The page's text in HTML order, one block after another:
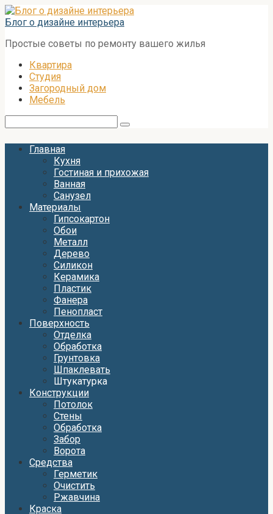
Перейти
к
Блог о дизайне интерьера
Простые советы по ремонту вашего жилья
Квартира
Студия
Загородный дом
Мебель
Главная
Кухня
Гостиная и прихожая
Ванная
Санузел
Материалы
Гипсокартон
Обои
Металл
Дерево
Силикон
Керамика
Пластик
Фанера
Пенопласт
Поверхность
Отделка
Обработка
Грунтовка
Шпаклевать
Штукатурка
Конструкции
Потолок
Стены
Обработка
Забор
Ворота
Средства
Герметик
Очистить
Ржавчина
Краска